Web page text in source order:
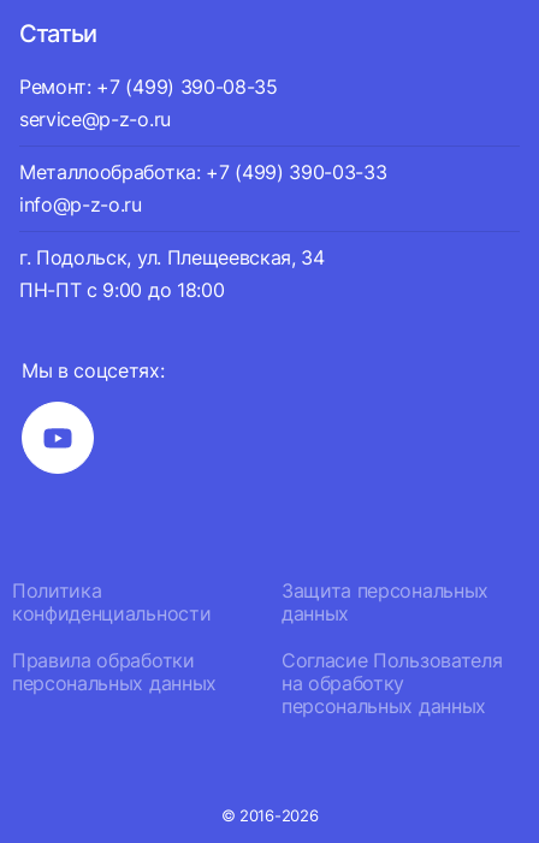
Мы в соцсетях:
Статьи
Ремонт: +7 (499) 390-08-35
service@p-z-o.ru
Металлообработка: +7 (499) 390-03-33
info@p-z-o.ru
г. Подольск, ул. Плещеевская, 34
ПН-ПТ с 9:00 до 18:00
Политика
конфиденциальности
Защита персональных
данных
Правила обработки
персональных данных
Согласие Пользователя
на обработку
персональных данных
© 2016-2026